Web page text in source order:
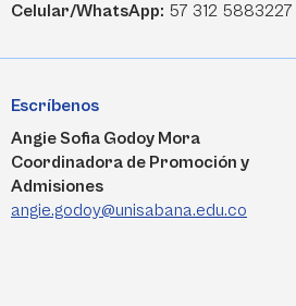
Celular/WhatsApp: 57 312 5883227
Escríbenos
Angie Sofia Godoy Mora
Coordinadora de Promoción y
Admisiones
angie.godoy@unisabana.edu.co